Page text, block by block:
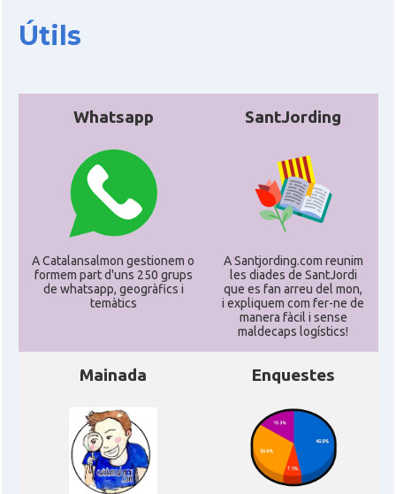
Casal dels Països Catalans a
Casal Catalan Institute of America
Casal
Casal
North American Catalan Society
(NACS)
Acció Acció a New York
Acció ACCIÓ a Silicon Valley
Útils
Whatsapp
A Catalansalmon gestionem o
formem part d'uns 250 grups
de whatsapp, geogràfics i
temàtics
SantJording
A Santjording.com reunim
les diades de SantJordi
que es fan arreu del mon,
i expliquem com fer-ne de
manera fàcil i sense
maldecaps logí­stics!
Mainada Enquestes